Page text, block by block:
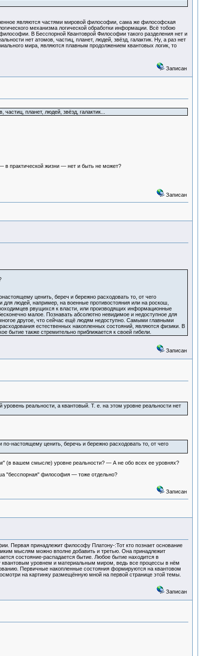
являются частями мировой философии, сама же философская
механизма логической обработки информации. Всё тобою
В Бесспорной Квантоврой Философии такого разделения нет и
нет атомов, частиц, планет, людей, звёзд, галактик. Ну, а раз нет
мира, являются плавным продолжением квантовых логик, то
Записан
планет, людей, звёзд, галактик...
в практической жизни — нет и быть не может?
Записан
ценить, береч и бережно расходовать то, от чего
людей, например, на военные противостояния или на роскош,
рвущихся к власти, или производящих информационные
малое. Познавать абсолютно невидимое и недоступное для
другое, что сейчас ещё людям недоступно. Самыми главными
естественных накопленных состояний, являются физики. В
бытие также стремительно приближается к своей гибели.
Записан
реальности, а квантовый. Т. е. на этом уровне реальности нет
настоящему ценить, беречь и бережно расходовать то, от чего
(в вашем смысле) уровне реальности? — А не обо всех ее уровнях?
"бесспорная" философия — тоже отдельно?
Записан
Первая принадлежит философу Платону-:Тот кто познает основание
мыслям можно вполне добавить и третью. Она принадлежит
состояние-распадается бытие. Любое бытие находится в
квантовым уровнем и материальным миром, ведь все процессы в нём
Первичные накопленные состояния формируются на квантовом
на картинку размещённую мной на первой странице этой темы.
Записан